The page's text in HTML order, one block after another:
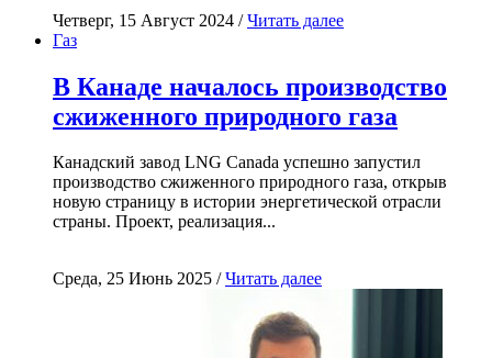
Четверг, 15 Август 2024 /Читать далее
Газ
В Канаде началось производство
сжиженного природного газа
Канадский завод LNG Canada успешно запустил
производство сжиженного природного газа, открыв
новую страницу в истории энергетической отрасли
страны. Проект, реализация...
Среда, 25 Июнь 2025 /Читать далее